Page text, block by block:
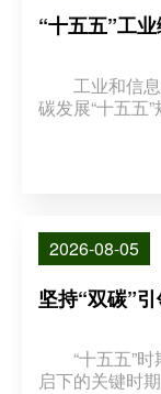
“十五五”工
工业和信息
碳发展“十五五
2026-08-05
坚持“双碳”
“十五五”时
启下的关键时